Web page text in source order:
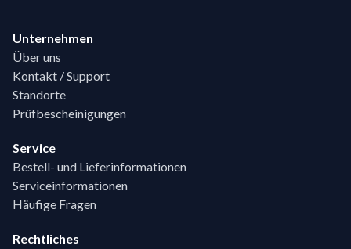
Unternehmen
Über uns
Kontakt / Support
Standorte
Prüfbescheinigungen
Service
Bestell- und Lieferinformationen
Serviceinformationen
Häufige Fragen
Rechtliches